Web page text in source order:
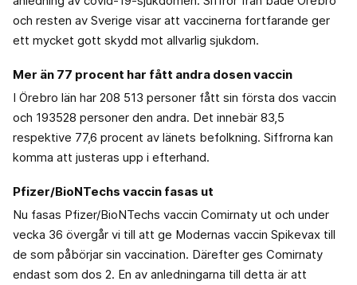
och resten av Sverige visar att vaccinerna fortfarande ger
ett mycket gott skydd mot allvarlig sjukdom.
Mer än 77 procent har fått andra dosen vaccin
I Örebro län har 208 513 personer fått sin första dos vaccin
och 193528 personer den andra. Det innebär 83,5
respektive 77,6 procent av länets befolkning. Siffrorna kan
komma att justeras upp i efterhand.
Pfizer/BioNTechs vaccin fasas ut
Nu fasas Pfizer/BioNTechs vaccin Comirnaty ut och under
vecka 36 övergår vi till att ge Modernas vaccin Spikevax till
de som påbörjar sin vaccination. Därefter ges Comirnaty
endast som dos 2. En av anledningarna till detta är att